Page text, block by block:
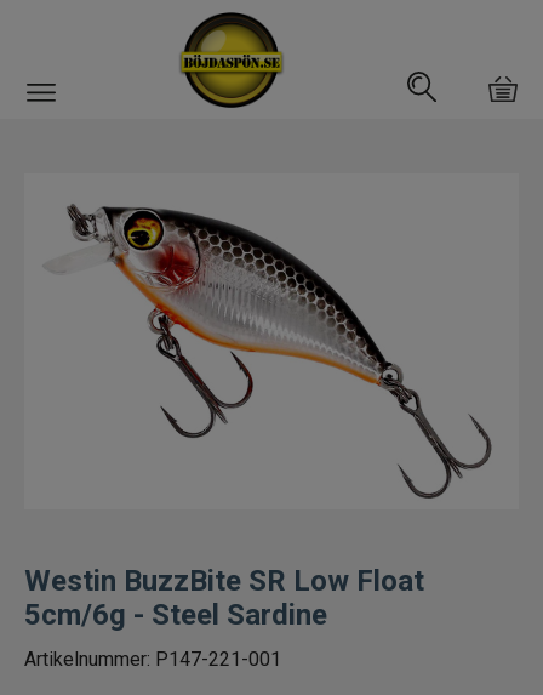
Abborrfemman
Interfiske
Betespaket
Westin BuzzBite SR Low Float
5cm/6g - Steel Sardine
Artikelnummer: P147-221-001